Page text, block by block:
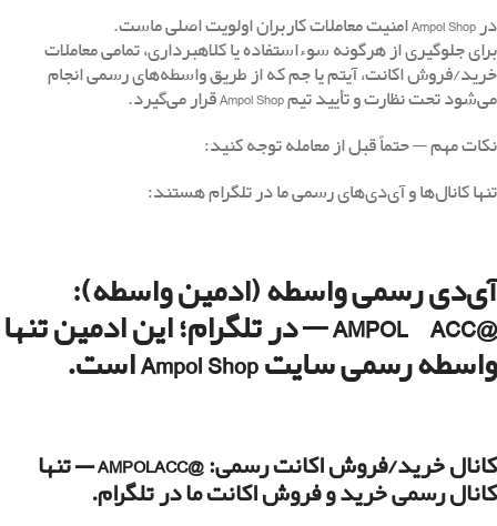
در Ampol Shop امنیت معاملات کاربران اولویت اصلی ماست.
برای جلوگیری از هرگونه سوء‌استفاده یا کلاهبرداری، تمامی معاملات
خرید/فروش اکانت، آیتم یا جم که از طریق واسطه‌های رسمی انجام
می‌شود تحت نظارت و تأیید تیم Ampol Shop قرار می‌گیرد.
نکات مهم — حتماً قبل از معامله توجه کنید:
تنها کانال‌ها و آی‌دی‌های رسمی ما در تلگرام هستند:
آی‌دی رسمی واسطه (ادمین واسطه):
@AMPOL_ACC — در تلگرام؛ این ادمین تنها
واسطه رسمی سایت Ampol Shop است.
کانال خرید/فروش اکانت رسمی: @AMPOLACC — تنها
کانال رسمی خرید و فروش اکانت ما در تلگرام.